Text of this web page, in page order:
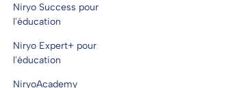
Niryo Success pour
l'éducation
Niryo Expert+ pour
l'éducation
NiryoAcademy